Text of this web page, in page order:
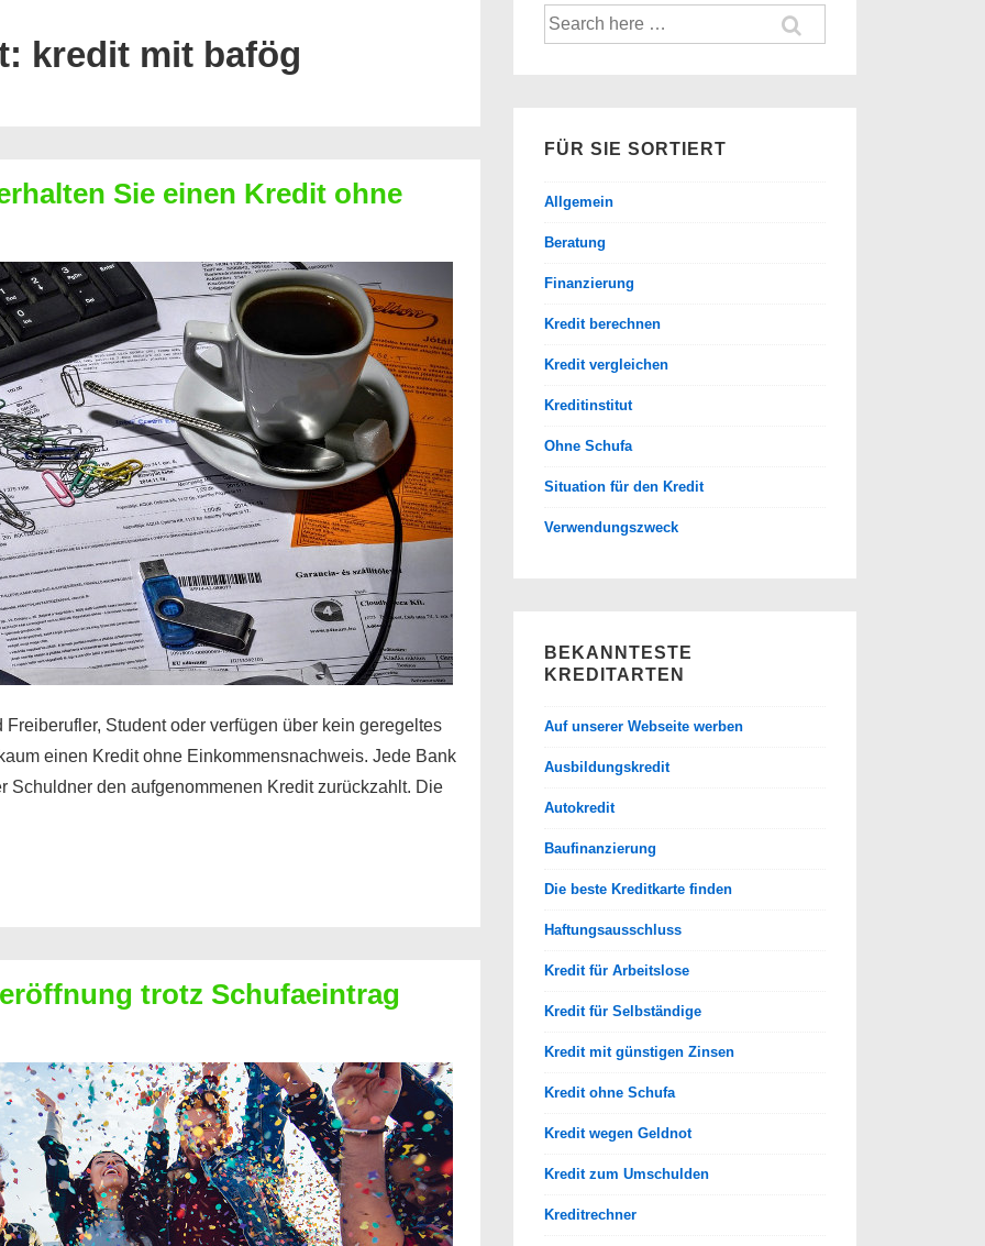
kredit mit bafög
Sie einen Kredit ohne
Student oder verfügen über kein geregeltes
einen Kredit ohne Einkommensnachweis. Jede Bank
Schuldner den aufgenommenen Kredit zurückzahlt. Die
trotz Schufaeintrag
Suche
nach:
FÜR SIE SORTIERT
Allgemein
Beratung
Finanzierung
Kredit berechnen
Kredit vergleichen
Kreditinstitut
Ohne Schufa
Situation für den Kredit
Verwendungszweck
BEKANNTESTE
KREDITARTEN
Auf unserer Webseite werben
Ausbildungskredit
Autokredit
Baufinanzierung
Die beste Kreditkarte finden
Haftungsausschluss
Kredit für Arbeitslose
Kredit für Selbständige
Kredit mit günstigen Zinsen
Kredit ohne Schufa
Kredit wegen Geldnot
Kredit zum Umschulden
Kreditrechner